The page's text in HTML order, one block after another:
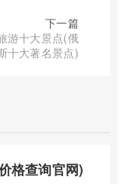
下一篇
游十大景点(俄
十大著名景点)
格查询官网)